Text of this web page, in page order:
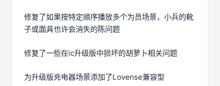
修复了如果按特定顺序播放多个为员场景，小兵的靴
子或面具也许会消失的陈问题
修复了一些在ic升级版中损坏的胡萝卜相关问题
为升级版充电器场景添加了Lovense兼容型